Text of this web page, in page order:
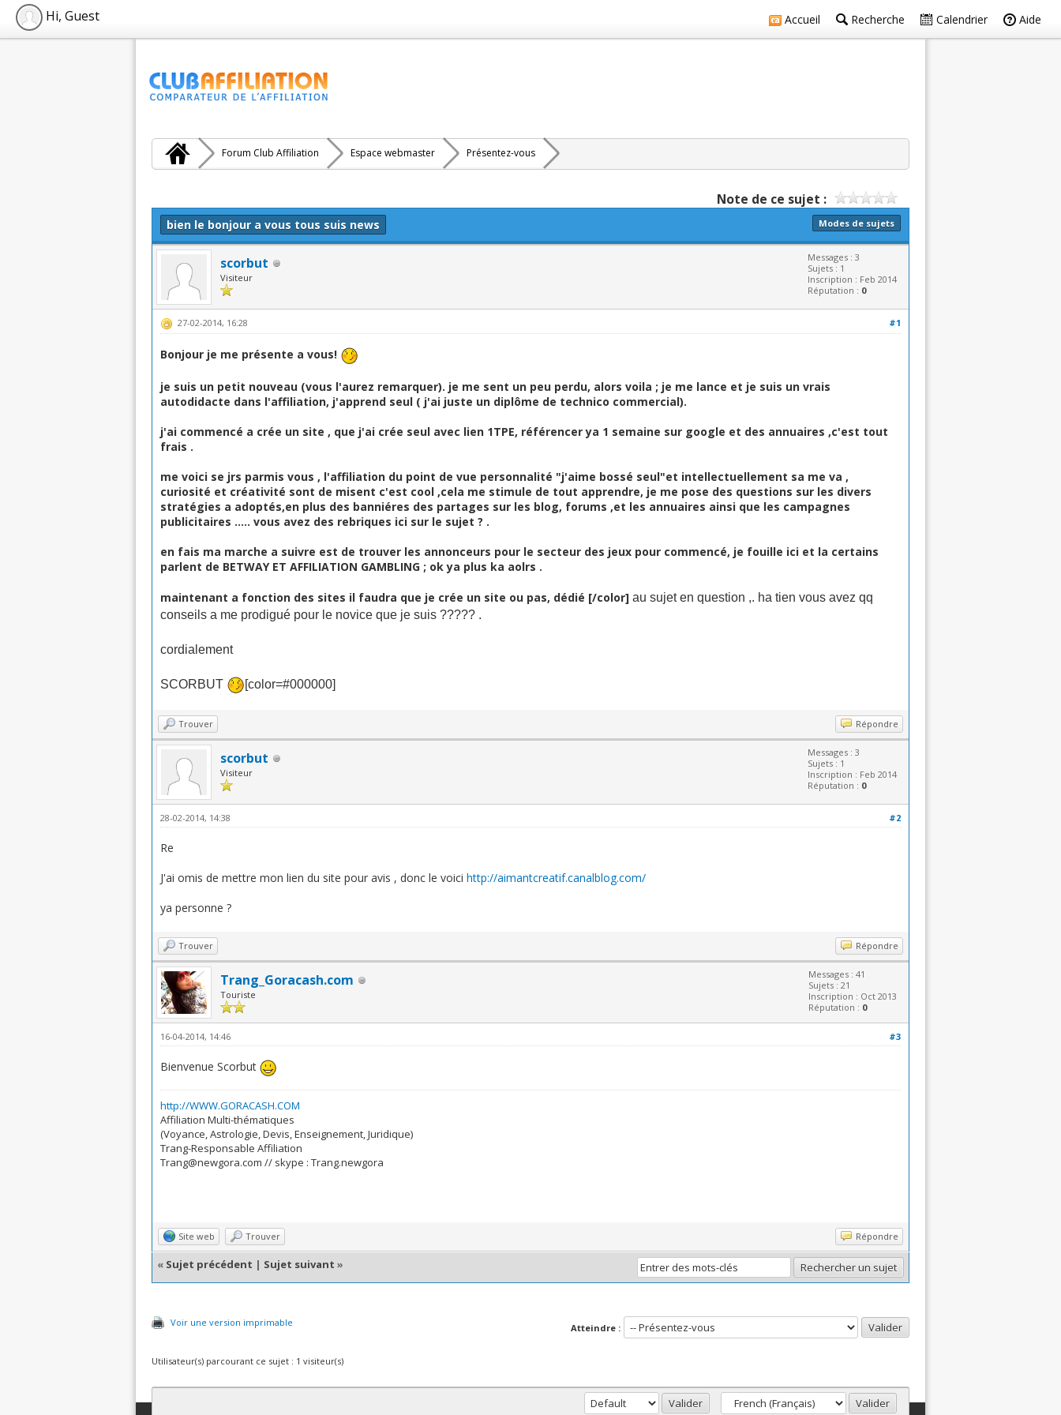
Accueil Recherche Calendrier Aide
Hi, Guest
Forum Club Affiliation Espace webmaster Présentez-vous
Note de ce sujet :
Modes de sujets
bien le bonjour a vous tous suis news
scorbut
Visiteur
Messages : 3
Sujets : 1
Inscription : Feb 2014
Réputation : 0
#1
27-02-2014, 16:28
Bonjour je me présente a vous!
je suis un petit nouveau (vous l'aurez remarquer). je me sent un peu perdu, alors voila ; je me lance et je suis un vrais
autodidacte dans l'affiliation, j'apprend seul ( j'ai juste un diplôme de technico commercial).
j'ai commencé a crée un site , que j'ai crée seul avec lien 1TPE, référencer ya 1 semaine sur google et des annuaires ,c'est tout
frais .
me voici se jrs parmis vous , l'affiliation du point de vue personnalité "j'aime bossé seul"et intellectuellement sa me va ,
curiosité et créativité sont de misent c'est cool ,cela me stimule de tout apprendre, je me pose des questions sur les divers
stratégies a adoptés,en plus des banniéres des partages sur les blog, forums ,et les annuaires ainsi que les campagnes
publicitaires ..... vous avez des rebriques ici sur le sujet ? .
en fais ma marche a suivre est de trouver les annonceurs pour le secteur des jeux pour commencé, je fouille ici et la certains
parlent de BETWAY ET AFFILIATION GAMBLING ; ok ya plus ka aolrs .
maintenant a fonction des sites il faudra que je crée un site ou pas, dédié [/color] au sujet en question ,. ha tien vous avez qq
conseils a me prodigué pour le novice que je suis ????? .
cordialement
SCORBUT [color=#000000]
Trouver Répondre
scorbut
Visiteur
Messages : 3
Sujets : 1
Inscription : Feb 2014
Réputation : 0
#2
28-02-2014, 14:38
Re
J'ai omis de mettre mon lien du site pour avis , donc le voici http://aimantcreatif.canalblog.com/
ya personne ?
Trouver Répondre
Trang_Goracash.com
Touriste
Messages : 41
Sujets : 21
Inscription : Oct 2013
Réputation : 0
#3
16-04-2014, 14:46
Bienvenue Scorbut
http://WWW.GORACASH.COM
Affiliation Multi-thématiques
(Voyance, Astrologie, Devis, Enseignement, Juridique)
Trang-Responsable Affiliation
Trang@newgora.com // skype : Trang.newgora
Site web Trouver Répondre
« Sujet précédent | Sujet suivant »
Voir une version imprimable Atteindre :
Utilisateur(s) parcourant ce sujet : 1 visiteur(s)